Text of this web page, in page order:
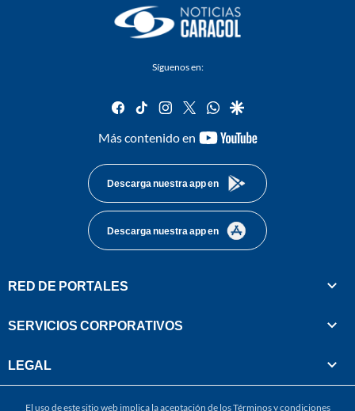
Síguenos en:
facebook
tiktok instagram
twitterwhatsapp
google
Más contenido en
youtube-
Descarga nuestra app en
Descarga nuestra app en
RED DE PORTALES
SERVICIOS CORPORATIVOS
LEGAL
El uso de este sitio web implica la aceptación de losTérminos y condiciones